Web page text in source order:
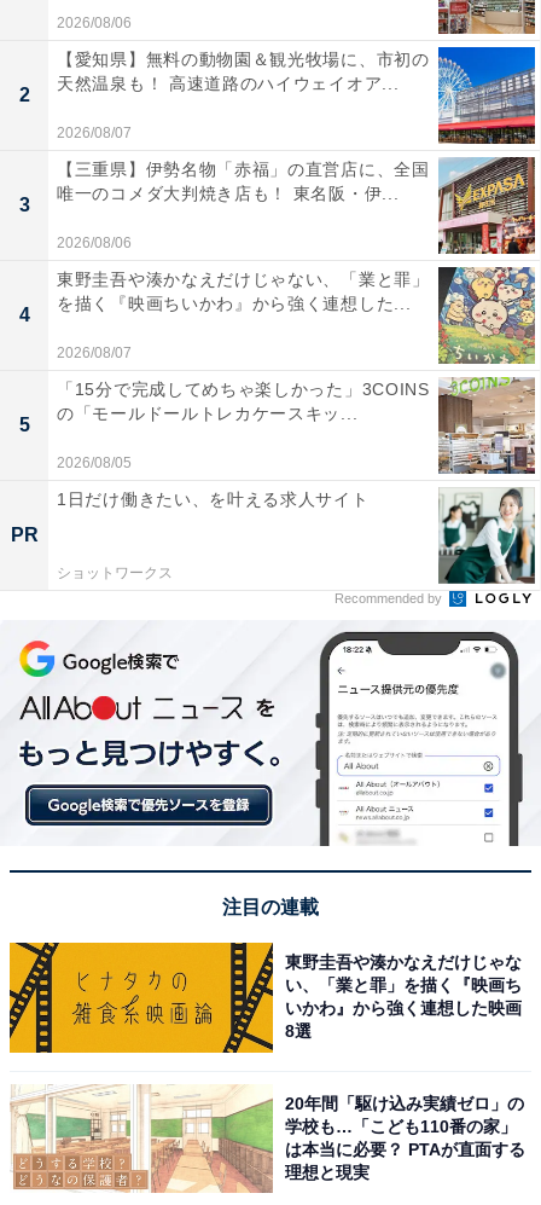
2026/08/06
2
【愛知県】無料の動物園＆観光牧場に、市初の
天然温泉も！ 高速道路のハイウェイオア...
2026/08/07
3
【三重県】伊勢名物「赤福」の直営店に、全国
唯一のコメダ大判焼き店も！ 東名阪・伊...
2026/08/06
4
東野圭吾や湊かなえだけじゃない、「業と罪」
を描く『映画ちいかわ』から強く連想した...
2026/08/07
5
「15分で完成してめちゃ楽しかった」3COINS
の「モールドールトレカケースキッ...
2026/08/05
PR
1日だけ働きたい、を叶える求人サイト
ショットワークス
Recommended by
注目の連載
東野圭吾や湊かなえだけじゃな
い、「業と罪」を描く『映画ち
いかわ』から強く連想した映画
8選
20年間「駆け込み実績ゼロ」の
学校も…「こども110番の家」
は本当に必要？ PTAが直面する
理想と現実